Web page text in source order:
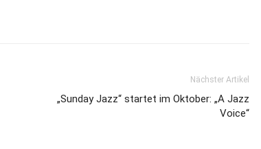
Nächster Artikel
„Sunday Jazz“ startet im Oktober: „A Jazz
Voice“